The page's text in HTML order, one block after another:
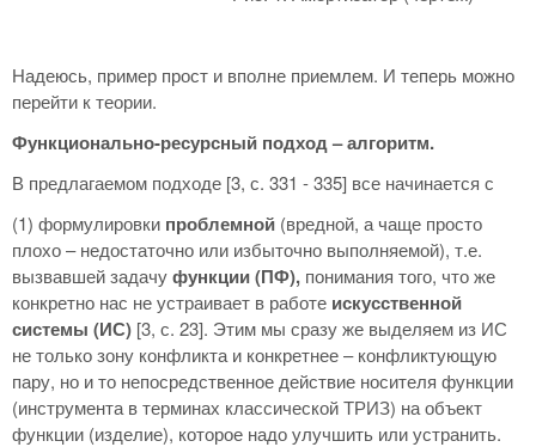
Надеюсь, пример прост и вполне приемлем. И теперь можно
перейти к теории.
Функционально-ресурсный подход – алгоритм.
В предлагаемом подходе [3, с. 331 - 335] все начинается с
(1) формулировки проблемной (вредной, а чаще просто
плохо – недостаточно или избыточно выполняемой), т.е.
вызвавшей задачуфункции (ПФ), понимания того, что же
конкретно нас не устраивает в работе искусственной
системы (ИС) [3, с. 23]. Этим мы сразу же выделяем из ИС
не только зону конфликта и конкретнее – конфликтующую
пару, но и то непосредственное действие носителя функции
(инструмента в терминах классической ТРИЗ) на объект
функции (изделие), которое надо улучшить или устранить.